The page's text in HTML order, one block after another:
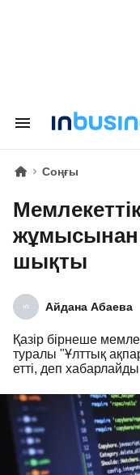
Соңғы
жұмысынан
шықты
Айдана Абаева
Қазір бірнеше
туралы "Ұлттық
етті, деп хабарлайды